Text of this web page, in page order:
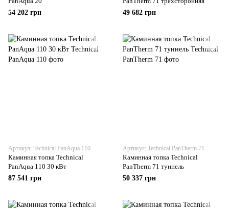
54 202 грн
49 682 грн
Артикул: Technical PanAqua 110
Каминная топка Technical
PanAqua 110 30 кВт
87 541 грн
Артикул: Technical PanTherm 71
Каминная топка Technical
PanTherm 71 туннель
50 337 грн